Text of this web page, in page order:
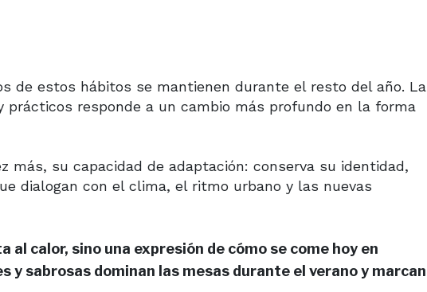
de estos hábitos se mantienen durante el resto del año. La
responde a un cambio más profundo en la forma
más, su capacidad de adaptación: conserva su identidad,
dialogan con el clima, el ritmo urbano y las nuevas
calor, sino una expresión de cómo se come hoy en
sabrosas dominan las mesas durante el verano y marcan